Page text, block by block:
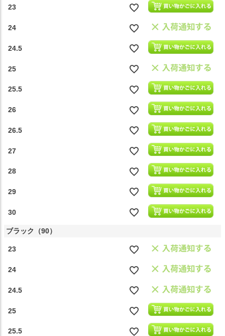
23
24
24.5
25
25.5
26
26.5
27
28
29
30
ブラック（90）
23
24
24.5
25
25.5